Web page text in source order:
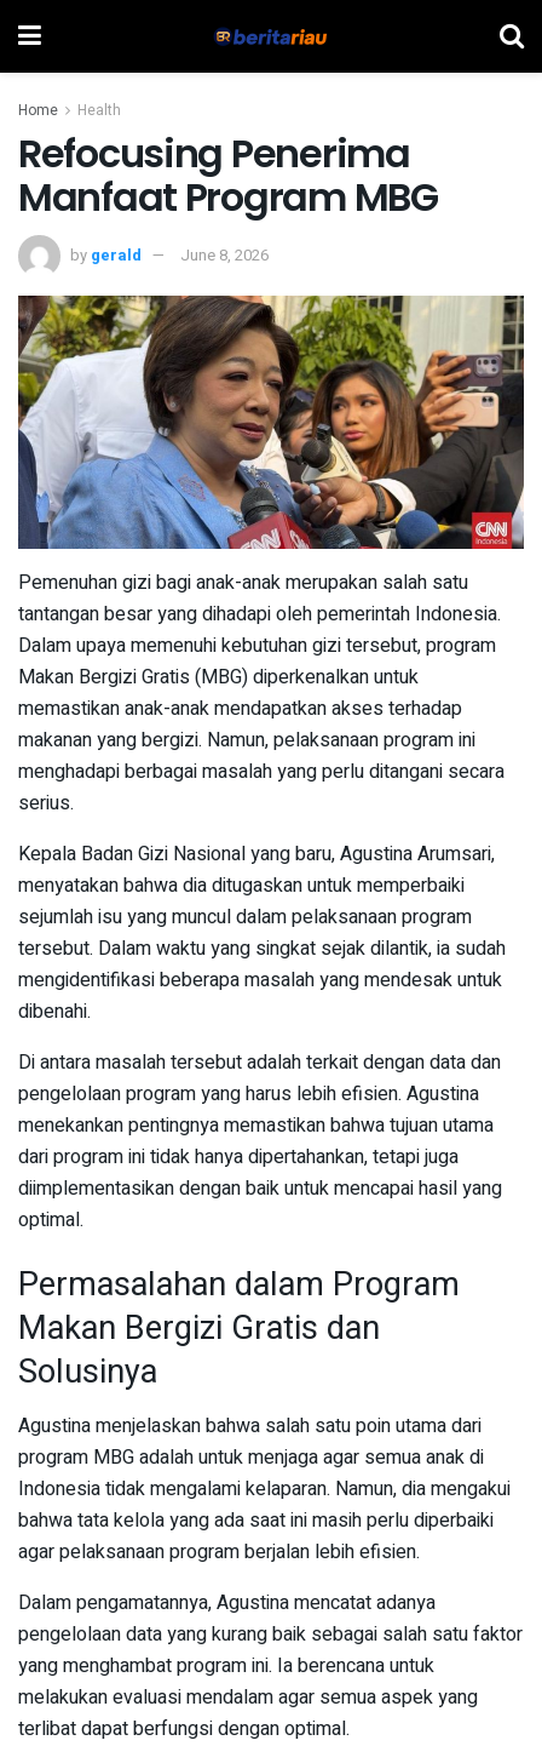
Home Health
Refocusing Penerima
Manfaat Program MBG
by gerald June 8, 2026
Pemenuhan gizi bagi anak-anak merupakan salah satu
tantangan besar yang dihadapi oleh pemerintah Indonesia.
Dalam upaya memenuhi kebutuhan gizi tersebut, program
Makan Bergizi Gratis (MBG) diperkenalkan untuk
memastikan anak-anak mendapatkan akses terhadap
makanan yang bergizi. Namun, pelaksanaan program ini
menghadapi berbagai masalah yang perlu ditangani secara
serius.
Kepala Badan Gizi Nasional yang baru, Agustina Arumsari,
menyatakan bahwa dia ditugaskan untuk memperbaiki
sejumlah isu yang muncul dalam pelaksanaan program
tersebut. Dalam waktu yang singkat sejak dilantik, ia sudah
mengidentifikasi beberapa masalah yang mendesak untuk
dibenahi.
Di antara masalah tersebut adalah terkait dengan data dan
pengelolaan program yang harus lebih efisien. Agustina
menekankan pentingnya memastikan bahwa tujuan utama
dari program ini tidak hanya dipertahankan, tetapi juga
diimplementasikan dengan baik untuk mencapai hasil yang
optimal.
Permasalahan dalam Program
Makan Bergizi Gratis dan
Solusinya
Agustina menjelaskan bahwa salah satu poin utama dari
program MBG adalah untuk menjaga agar semua anak di
Indonesia tidak mengalami kelaparan. Namun, dia mengakui
bahwa tata kelola yang ada saat ini masih perlu diperbaiki
agar pelaksanaan program berjalan lebih efisien.
Dalam pengamatannya, Agustina mencatat adanya
pengelolaan data yang kurang baik sebagai salah satu faktor
yang menghambat program ini. Ia berencana untuk
melakukan evaluasi mendalam agar semua aspek yang
terlibat dapat berfungsi dengan optimal.